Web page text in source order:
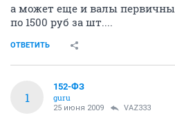
а может еще и валы
по 1500 руб за шт....
ОТВЕТИТЬ
1
152-ФЗ
guru
25 июня 2009 VAZ333